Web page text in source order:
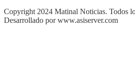
Copyright 2024 Matinal Noticias. Todos
Desarrollado por www.asiserver.com